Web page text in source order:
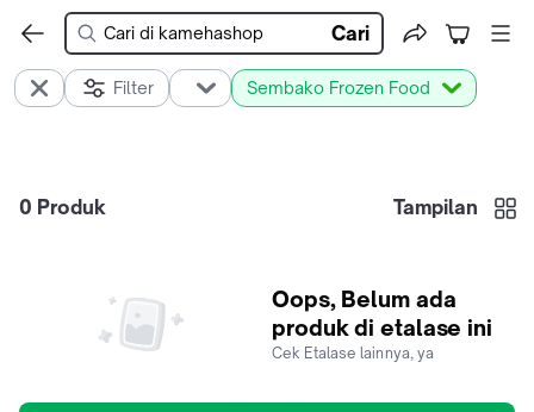
Cari
Filter Sembako Frozen Food
0 Produk Tampilan
Oops, Belum ada
produk di etalase ini
Cek Etalase lainnya, ya